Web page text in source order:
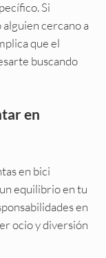
Si
cercano a
que el
buscando
en
en bici
equilibrio en tu
en
ocio y diversión